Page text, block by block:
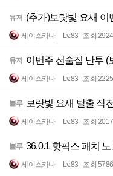
유저 (추가)보랏빛 요새 이
세이스카나 Lv.83 조회 2924
유저 이번주 선술집 난투 (
세이스카나 Lv.83 조회 2225
블루 보랏빛 요새 탈출 작
세이스카나 Lv.83 조회 2017
블루 36.0.1 핫픽스 패치
세이스카나 Lv.83 조회 5786